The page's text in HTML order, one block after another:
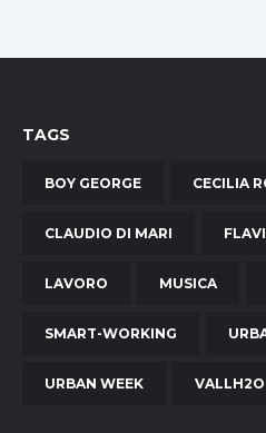
TAGS
BOY GEORGE CECILIA
CLAUDIO DI MARI
LAVORO MUSICA
SMART-WORKING
URBAN WEEK VALLH2O